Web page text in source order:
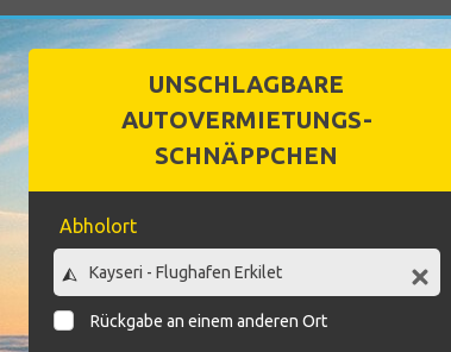
UNSCHLAGBARE
AUTOVERMIETUNGS-
SCHNÄPPCHEN
Abholort
Rückgabe an einem anderen Ort